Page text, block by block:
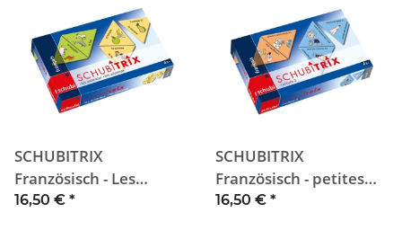
SCHUBITRIX
Französisch - Les
animaux & les aliments
16,50 € *
SCHUBITRIX
Französisch - petites
phrases
16,50 € *